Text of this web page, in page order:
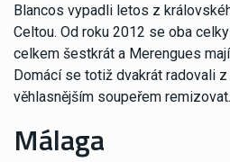
Blancos vypadli letos z
Celtou. Od roku 2012 se oba
celkem šestkrát a Merengues
Domácí se totiž dvakrát radovali
věhlasnějším soupeřem remizovat.
Málaga